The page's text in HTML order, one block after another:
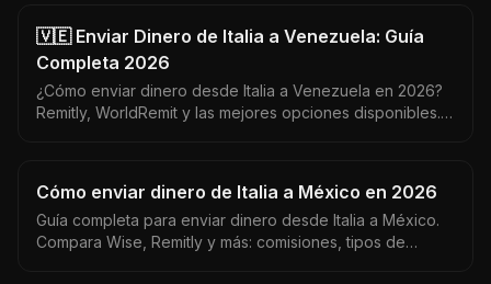
🇻🇪 Enviar Dinero de Italia a Venezuela: Guía
Completa 2026
¿Cómo enviar dinero desde Italia a Venezuela en 2026?
Remitly, WorldRemit y las mejores opciones disponibles.
Cómo enviar dinero de Italia a México en 2026
Guía completa para enviar dinero desde Italia a México.
Compara Wise, Remitly y más: comisiones, tipos de